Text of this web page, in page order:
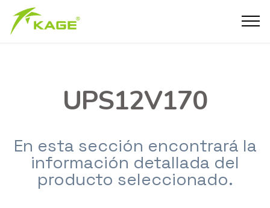
UPS12V170
En esta sección encontrará la
información detallada del
producto seleccionado.